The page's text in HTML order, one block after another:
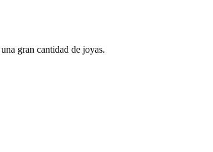
gran cantidad de joyas.